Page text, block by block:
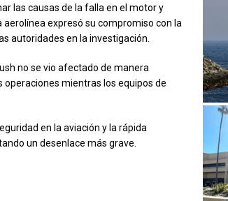
las causas de la falla en el motor y
expresó su compromiso con la
autoridades en la investigación.
no se vio afectado de manera
mientras los equipos de
en la aviación y la rápida
un desenlace más grave.